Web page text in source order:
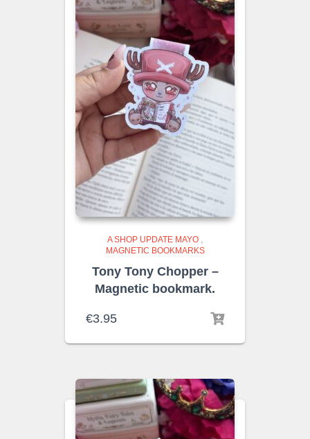
A SHOP UPDATE MAYO ,
MAGNETIC BOOKMARKS
Tony Tony Chopper –
Magnetic bookmark.
€3.95